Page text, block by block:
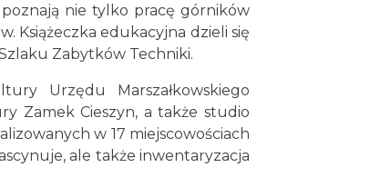
nie tylko pracę górników
Książeczka edukacyjna dzieli się
Zabytków Techniki.
Urzędu Marszałkowskiego
Zamek Cieszyn, a także studio
w 17 miejscowościach
ale także inwentaryzacja